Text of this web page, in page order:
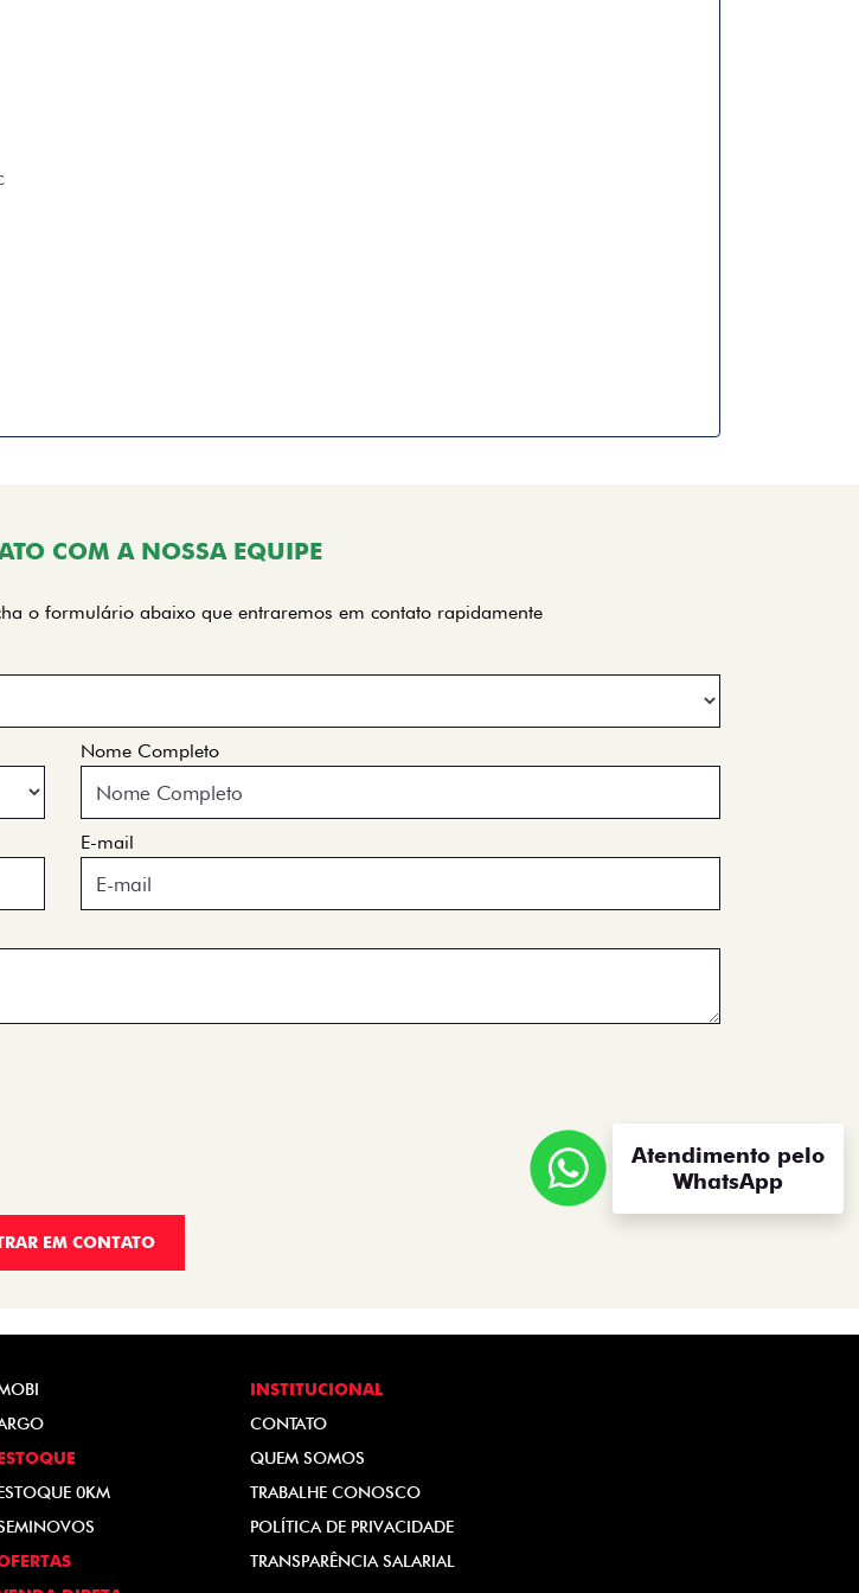
COM A NOSSA EQUIPE
o formulário abaixo que entraremos em contato rapidamente
Nome Completo
E-mail
EM CONTATO
0KM
INSTITUCIONAL
CONTATO
QUEM SOMOS
TRABALHE CONOSCO
POLÍTICA DE PRIVACIDADE
TRANSPARÊNCIA SALARIAL
Atendimento pelo
WhatsApp